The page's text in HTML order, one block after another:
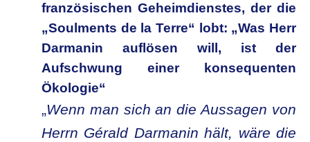
französischen Geheimdienstes, der die
„Soulments de la Terre“ lobt: „Was Herr
Darmanin auflösen will, ist der
Aufschwung einer konsequenten
Ökologie“
„Wenn man sich an die Aussagen von
Herrn Gérald Darmanin hält, wäre die